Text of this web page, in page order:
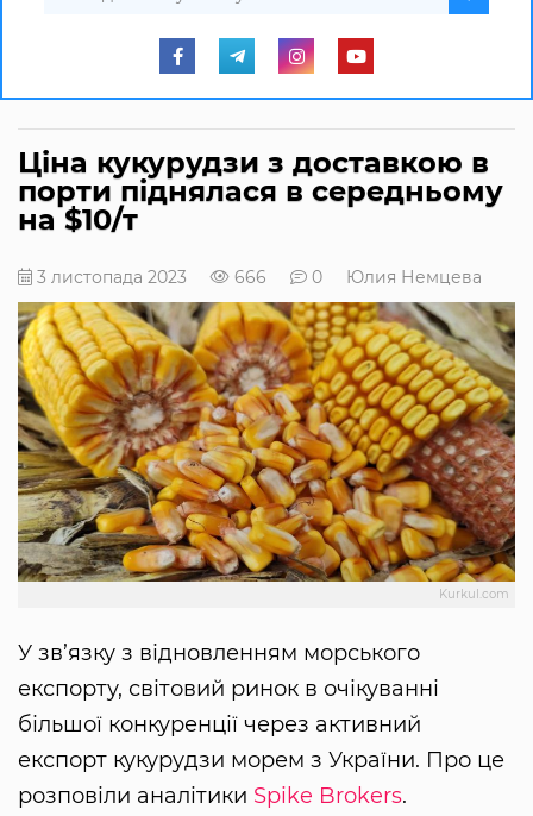
Ціна кукурудзи з доставкою в
порти піднялася в середньому
на $10/т
3 листопада 2023 666 0 Юлия Немцева
Kurkul.com
У зв’язку з відновленням морського
експорту, світовий ринок в очікуванні
більшої конкуренції через активний
експорт кукурудзи морем з України. Про це
розповіли аналітики Spike Brokers.